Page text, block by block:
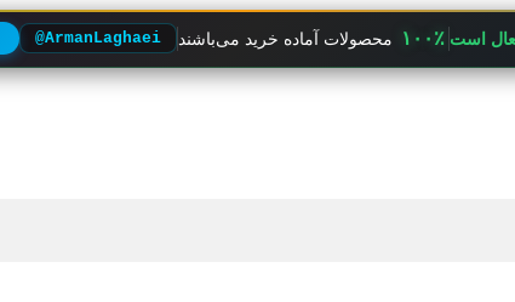
است ۱۰۰٪ محصولات آماده خرید می‌باشند @ArmanLaghaei